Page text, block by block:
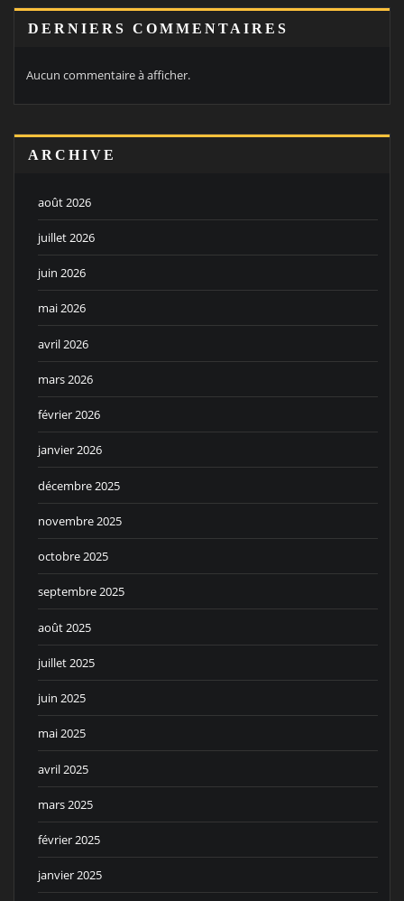
DERNIERS COMMENTAIRES
Aucun commentaire à afficher.
ARCHIVE
août 2026
juillet 2026
juin 2026
mai 2026
avril 2026
mars 2026
février 2026
janvier 2026
décembre 2025
novembre 2025
octobre 2025
septembre 2025
août 2025
juillet 2025
juin 2025
mai 2025
avril 2025
mars 2025
février 2025
janvier 2025